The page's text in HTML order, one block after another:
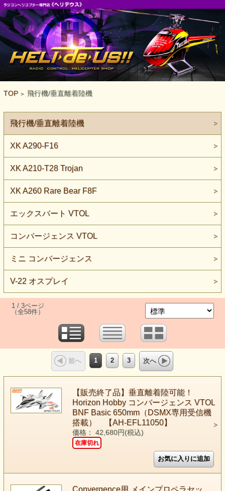
TOP > 飛行機/垂直離着陸機
飛行機/垂直離着陸機
XK A290-F16
XK A210-T28 Trojan
XK A260 Rare Bear F8F
エックスバート VTOL
コンバージェンス VTOL
ミニ コンバージェンス
V-22 オスプレイ
1 / 3ページ
（全58件）
前へ 1 2 3 次へ
【販売終了品】垂直離着陸可能！
Horizon Hobby コンバージェンス VTOL
BNF Basic 650mm（DSMX専用受信機
搭載） 【AH-EFL11050】
価格： 42,680円(税込)
在庫切れ
Convergence用 メインプロペラセッ